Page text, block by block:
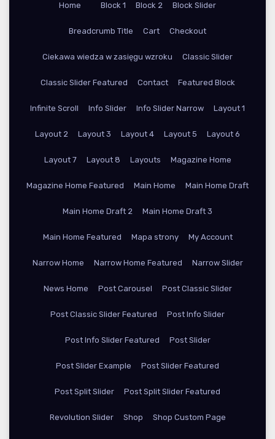
Home Block 1 Block 2 Block Slider
Breadcrumb Title Cart Checkout
Ciekawa wiedza w zasięgu wzroku Classic Slider
Classic Slider Featured Contact Featured Block
Infinite Scroll Info Slider Info Slider Narrow Layout 1
Layout 2 Layout 3 Layout 4 Layout 5 Layout 6
Layout 7 Layout 8 Layouts Magazine Home
Magazine Home Featured Main Home Main Home Draft
Main Home Draft 2 Main Home Draft 3
Main Home Featured Mapa strony My Account
Narrow Home Narrow Home Featured Narrow Slider
News Home Post Carousel Post Classic Slider
Post Classic Slider Featured Post Info Slider
Post Info Slider Featured Post Slider
Post Slider Example Post Slider Featured
Post Split Slider Post Split Slider Featured
Revolution Slider Shop Shop Custom Page